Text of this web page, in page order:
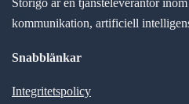
kommunikation, artificiell
Snabblänkar
Integritetspolicy